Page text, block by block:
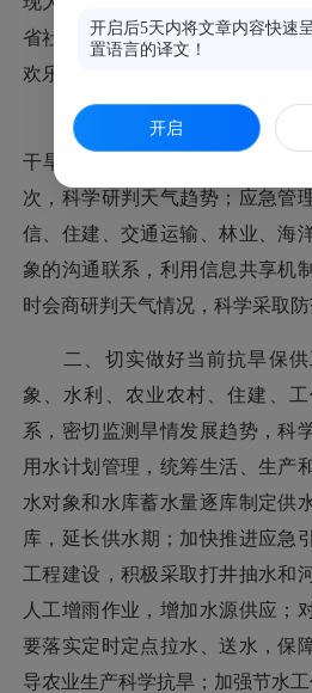
省社会生产生活秩序有序运行，
欢乐的春节，现就有关事项通知如
一、加强天气预测预报与会商
干旱态势，气象部门要加强天
次，科学研判天气趋势；应急管
信、住建、交通运输、林业、海
象的沟通联系，利用信息共享机
时会商研判天气情况，科学采取防
二、切实做好当前抗旱保
象、水利、农业农村、住建、
系，密切监测旱情发展趋势，科
用水计划管理，统筹生活、生产
水对象和水库蓄水量逐库制定供
库， 延长供水期； 加快推进应急
工程建设，积极采取打井抽水和
人工增雨作业，增加水源供应；
要落实定时定点拉水、送水，保
导农业生产科学抗旱；加强节水工
开启后5天内将文章内容快速
置语言的译文！
开启